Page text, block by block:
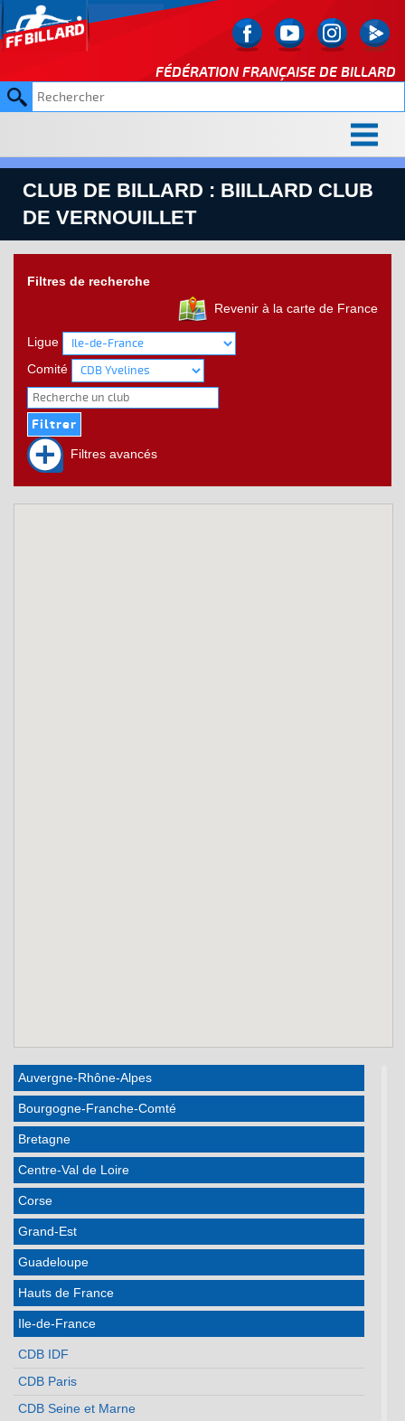
FÉDÉRATION FRANÇAISE DE BILLARD
CLUB DE BILLARD : BIILLARD CLUB
DE VERNOUILLET
Filtres de recherche
Revenir à la carte de France
Ligue
Comité
Filtres avancés
Auvergne-Rhône-Alpes
Bourgogne-Franche-Comté
Bretagne
Centre-Val de Loire
Corse
Grand-Est
Guadeloupe
Hauts de France
Ile-de-France
CDB IDF
CDB Paris
CDB Seine et Marne